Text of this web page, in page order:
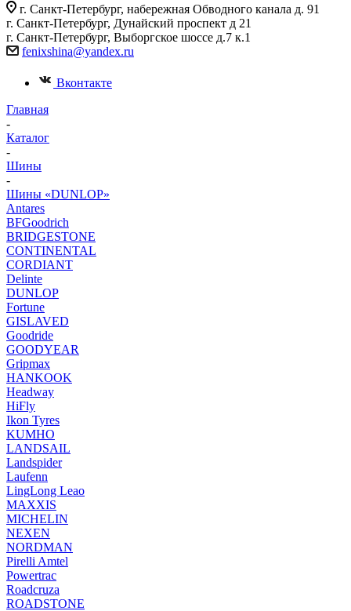
г. Санкт-Петербург, набережная Обводного канала д. 91
г. Санкт-Петербург, Дунайский проспект д 21
г. Санкт-Петербург, Выборгское шоссе д.7 к.1
fenixshina@yandex.ru
Вконтакте
Главная
-
Каталог
-
Шины
-
Шины «DUNLOP»
Antares
BFGoodrich
BRIDGESTONE
CONTINENTAL
CORDIANT
Delinte
DUNLOP
Fortune
GISLAVED
Goodride
GOODYEAR
Gripmax
HANKOOK
Headway
HiFly
Ikon Tyres
KUMHO
LANDSAIL
Landspider
Laufenn
LingLong Leao
MAXXIS
MICHELIN
NEXEN
NORDMAN
Pirelli Amtel
Powertrac
Roadcruza
ROADSTONE